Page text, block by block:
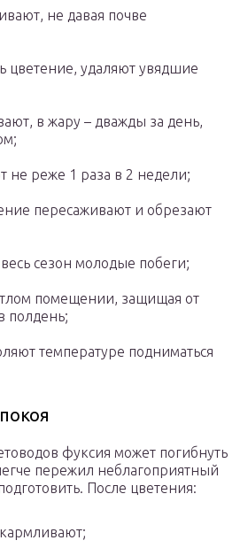
не давая почве
цветение, удаляют увядшие
в жару – дважды за день,
не реже 1 раза в 2 недели;
пересаживают и обрезают
сезон молодые побеги;
помещении, защищая от
полдень;
температуре подниматься
фуксия может погибнуть
пережил неблагоприятный
После цветения: